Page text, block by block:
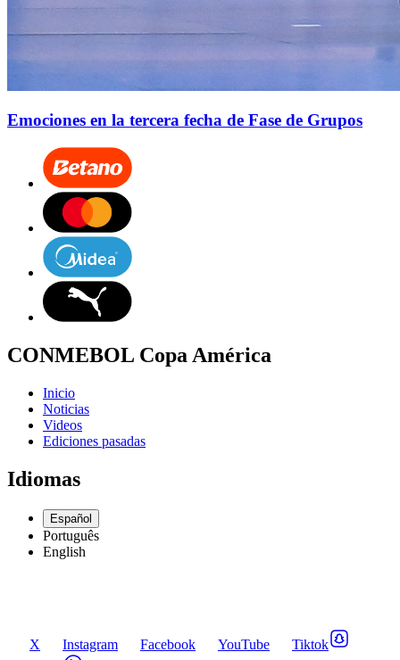
Emociones en la tercera fecha de Fase de Grupos
CONMEBOL Copa América
Inicio
Noticias
Videos
Ediciones pasadas
Idiomas
Español
Português
English
X Instagram Facebook YouTube
Tiktok